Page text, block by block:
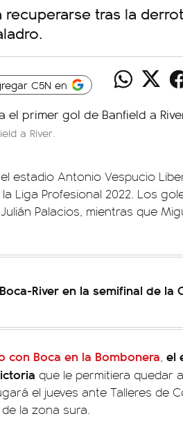
tras la
C5N en
a River.
estadio Antonio Vespucio
Liga Profesional 2022. Los
Palacios, mientras que
River en la semifinal de la
con Boca en la Bombonera, el
que le permitiera quedar
el jueves ante Talleres de
la zona sura.